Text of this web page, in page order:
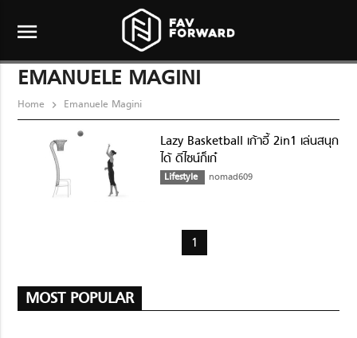
menu
EMANUELE MAGINI
Home Emanuele Magini
Lazy Basketball เก้าอี้ 2in1 เล่นสนุก
ได้ ดีไซน์ก็เก๋
Lifestyle nomad609
1
MOST POPULAR